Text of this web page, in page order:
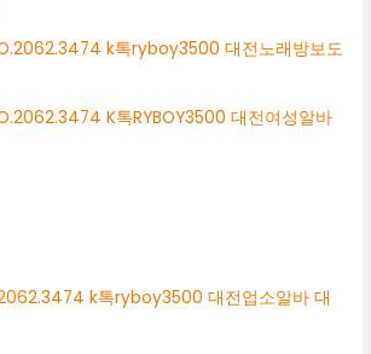
k톡ryboy3500 대전노래방보도
K톡RYBOY3500 대전여성알바
k톡ryboy3500 대전업소알바 대